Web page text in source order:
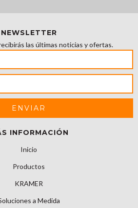
NEWSLETTER
las últimas noticias y ofertas.
INFORMACIÓN
Inicio
Productos
KRAMER
a Medida